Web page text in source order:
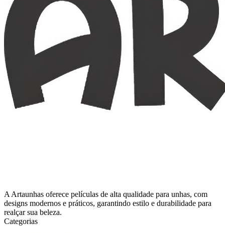
A Artaunhas oferece películas de alta qualidade para unhas, com
designs modernos e práticos, garantindo estilo e durabilidade para
realçar sua beleza.
Categorias